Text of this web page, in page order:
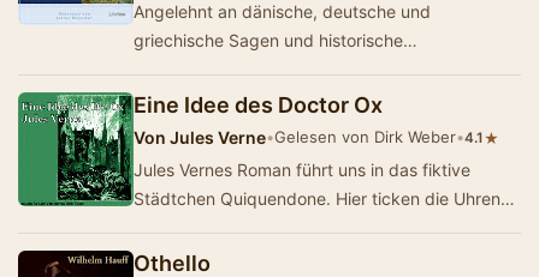
Angelehnt an dänische, deutsche und
griechische Sagen und historische
und inspiriert von lite…
Eine Idee des Doctor Ox
Von Jules Verne•Gelesen von Dirk Weber•4.1 ★
Jules Vernes Roman führt uns in das fiktive
Städtchen Quiquendone. Hier ticken die Uhren
Othello